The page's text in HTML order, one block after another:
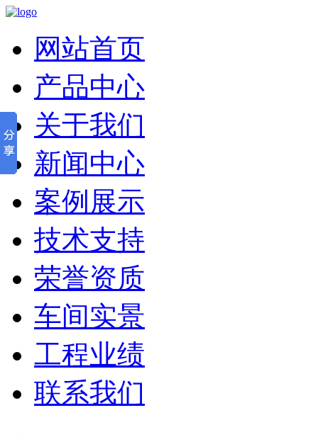
网站首页
产品中心
关于我们
新闻中心
案例展示
技术支持
荣誉资质
车间实景
工程业绩
联系我们